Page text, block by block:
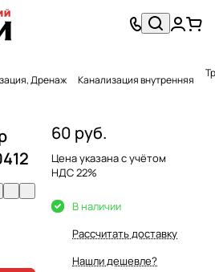
Дренаж Канализация внутренняя
60 руб.
Цена указана с учётом
НДС 22%
В наличии
Рассчитать доставку
Нашли дешевле?